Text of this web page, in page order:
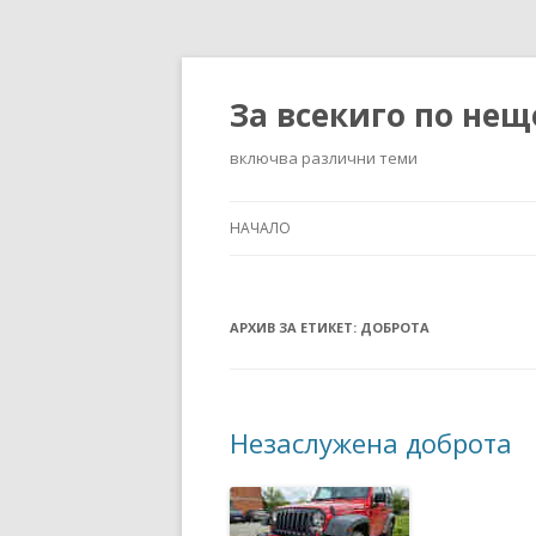
За всекиго по
включва различни теми
НАЧАЛО
АРХИВ ЗА ЕТИКЕТ: ДОБРОТА
Незаслужена доброта